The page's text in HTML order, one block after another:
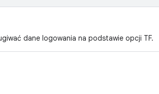
dane logowania na podstawie opcji TF.